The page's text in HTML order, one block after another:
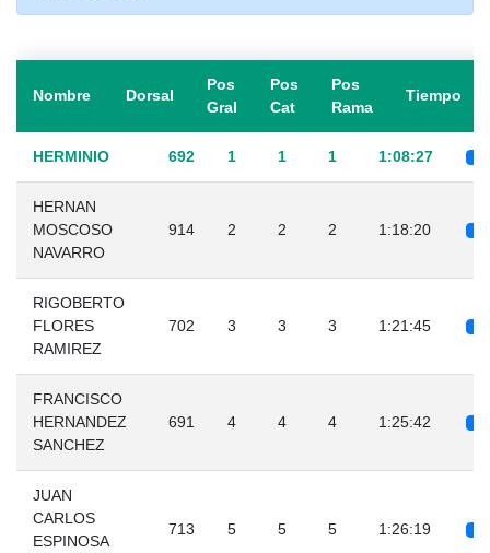
Nombre Dorsal
Pos
Gral
Pos
Cat
Pos
Rama
Tiempo
HERMINIO 692 1 1 1 1:08:27
HERNAN
MOSCOSO
NAVARRO
914 2 2 2 1:18:20
RIGOBERTO
FLORES
RAMIREZ
702 3 3 3 1:21:45
FRANCISCO
HERNANDEZ
SANCHEZ
691 4 4 4 1:25:42
JUAN
CARLOS
ESPINOSA
713 5 5 5 1:26:19